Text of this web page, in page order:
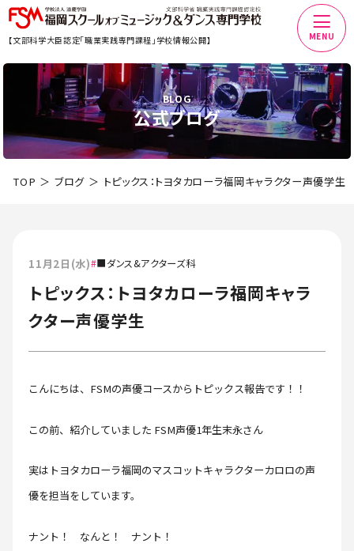
【文部科学大臣認定「職業実践専門課程」学校情報公開】 MENU
BLOG
公式ブログ
TOP ブログ トピックス：トヨタカローラ福岡キャラクター声優学生
11月2日(水) ■ダンス&アクターズ科
トピックス：トヨタカローラ福岡キャラ
クター声優学生
こんにちは、FSMの声優コースからトピックス報告です！！
この前、紹介していました FSM声優1年生末永さん
実はトヨタカローラ福岡のマスコットキャラクターカロロの声
優を担当をしています。
ナント！ なんと！ ナント！